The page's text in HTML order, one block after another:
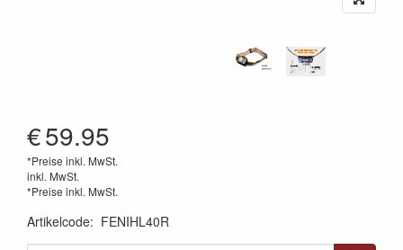
€59.95
*Preise inkl. MwSt.
inkl. MwSt.
*Preise inkl. MwSt.
Artikelcode: FENIHL40R